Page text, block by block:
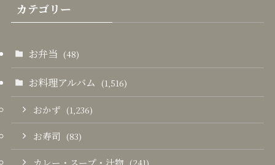
カテゴリー
お弁当 (48)
お料理アルバム (1,516)
おかず (1,236)
お寿司 (83)
カレー・スープ・汁物 (241)